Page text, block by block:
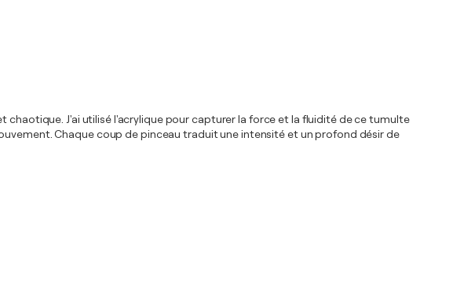
J'ai utilisé l'acrylique pour capturer la force et la fluidité de ce tumulte
Chaque coup de pinceau traduit une intensité et un profond désir de